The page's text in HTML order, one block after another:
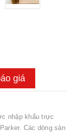
giá
nhập khẩu trực
Các dòng sản